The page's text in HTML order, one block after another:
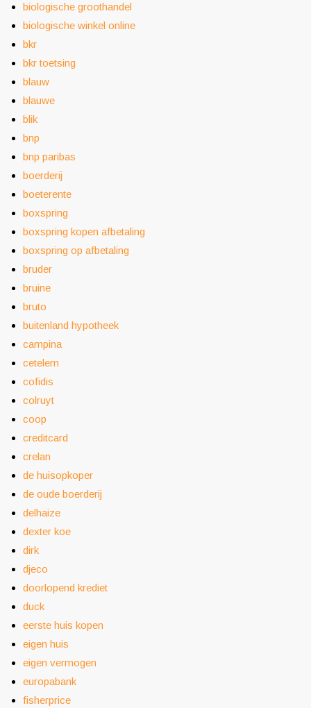
biologische groothandel
biologische winkel online
bkr
bkr toetsing
blauw
blauwe
blik
bnp
bnp paribas
boerderij
boeterente
boxspring
boxspring kopen afbetaling
boxspring op afbetaling
bruder
bruine
bruto
buitenland hypotheek
campina
cetelem
cofidis
colruyt
coop
creditcard
crelan
de huisopkoper
de oude boerderij
delhaize
dexter koe
dirk
djeco
doorlopend krediet
duck
eerste huis kopen
eigen huis
eigen vermogen
europabank
fisherprice